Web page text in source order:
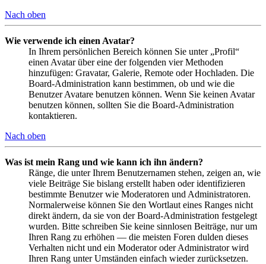
Nach oben
Wie verwende ich einen Avatar?
In Ihrem persönlichen Bereich können Sie unter „Profil“
einen Avatar über eine der folgenden vier Methoden
hinzufügen: Gravatar, Galerie, Remote oder Hochladen. Die
Board-Administration kann bestimmen, ob und wie die
Benutzer Avatare benutzen können. Wenn Sie keinen Avatar
benutzen können, sollten Sie die Board-Administration
kontaktieren.
Nach oben
Was ist mein Rang und wie kann ich ihn ändern?
Ränge, die unter Ihrem Benutzernamen stehen, zeigen an, wie
viele Beiträge Sie bislang erstellt haben oder identifizieren
bestimmte Benutzer wie Moderatoren und Administratoren.
Normalerweise können Sie den Wortlaut eines Ranges nicht
direkt ändern, da sie von der Board-Administration festgelegt
wurden. Bitte schreiben Sie keine sinnlosen Beiträge, nur um
Ihren Rang zu erhöhen — die meisten Foren dulden dieses
Verhalten nicht und ein Moderator oder Administrator wird
Ihren Rang unter Umständen einfach wieder zurücksetzen.